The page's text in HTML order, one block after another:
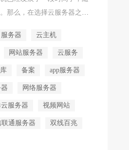
那么，在选择云服务器之
服务器 云主机
网站服务器 云服务
备案 app服务器
网络服务器
服务器 视频网站
联通服务器 双线百兆